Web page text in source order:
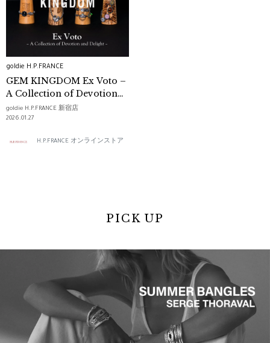
goldie H.P.FRANCE
GEM KINGDOM Ex Voto –
A Collection of Devotion
and Delight –
goldie H.P.FRANCE 新宿店
2026.01.27
H.P.FRANCE オンラインストア
PICK UP